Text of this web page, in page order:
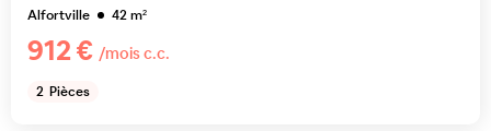
Alfortville 42m²
912 € /mois c.c.
2 Pièces